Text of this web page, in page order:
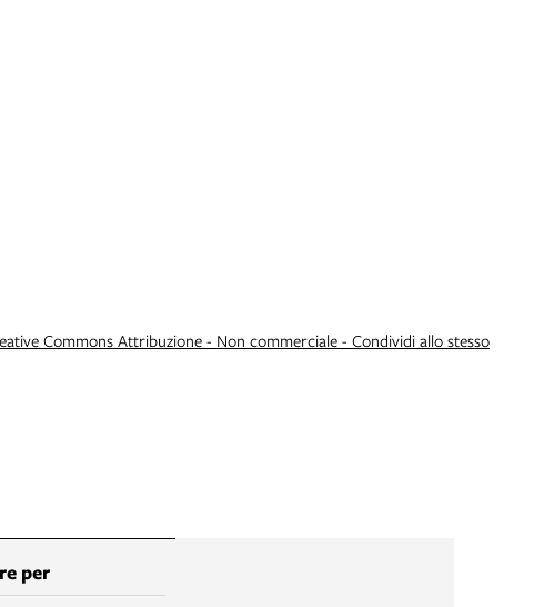
Commons Attribuzione - Non commerciale - Condividi allo stesso
per